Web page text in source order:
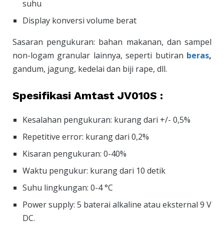
suhu
Display konversi volume berat
Sasaran pengukuran: bahan makanan, dan sampel
non-logam granular lainnya, seperti butiran beras,
gandum, jagung, kedelai dan biji rape, dll.
Spesifikasi Amtast JV010S :
Kesalahan pengukuran: kurang dari +/- 0,5%
Repetitive error: kurang dari 0,2%
Kisaran pengukuran: 0-40%
Waktu pengukur: kurang dari 10 detik
Suhu lingkungan: 0-4 °C
Power supply: 5 baterai alkaline atau eksternal 9 V
DC.